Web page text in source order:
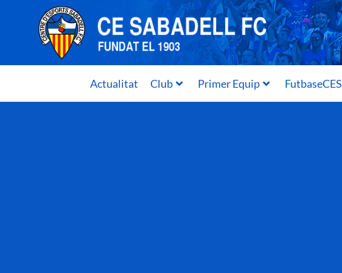
Actualitat Club Primer Equip FutbaseCES